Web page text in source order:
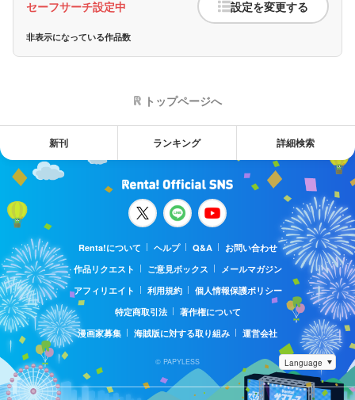
セーフサーチ設定中 設定を変更する
非表示になっている作品数
トップページへ
新刊 ランキング 詳細検索
Renta!について ヘルプ Q&A
お問い合わせ
作品リクエスト
ご意見ボックス
メールマガジン
アフィリエイト
利用規約
個人情報保護ポリシー
特定商取引法
著作権について
漫画家募集
海賊版に対する取り組み 運営会社
© PAPYLESS